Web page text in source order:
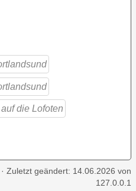
· Zuletzt geändert: 14.06.2026 von
127.0.0.1